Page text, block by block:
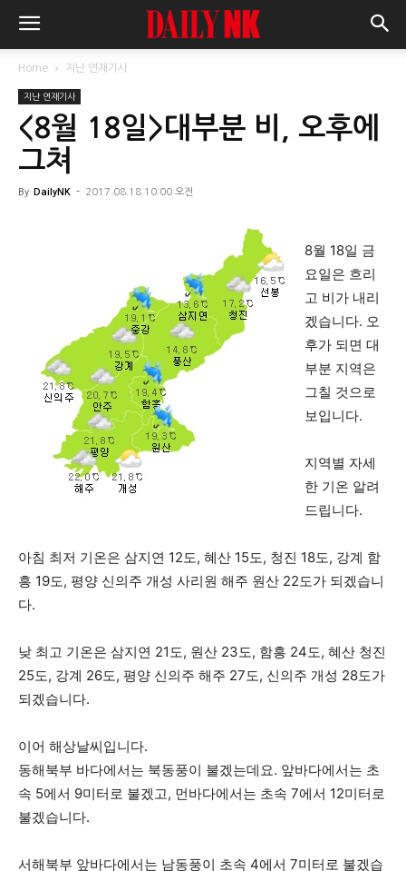
Home 지난 연재기사
지난 연재기사
<8월 18일>대부분 비, 오후에
그쳐
By DailyNK - 2017.08.18 10:00 오전
8월 18일 금
요일은 흐리
고 비가 내리
겠습니다. 오
후가 되면 대
부분 지역은
그칠 것으로
보입니다.
지역별 자세
한 기온 알려
드립니다.
아침 최저 기온은 삼지연 12도, 혜산 15도, 청진 18도, 강계 함
흥 19도, 평양 신의주 개성 사리원 해주 원산 22도가 되겠습니
다.
낮 최고 기온은 삼지연 21도, 원산 23도, 함흥 24도, 혜산 청진
25도, 강계 26도, 평양 신의주 해주 27도, 신의주 개성 28도가
되겠습니다.
이어 해상날씨입니다.
동해북부 바다에서는 북동풍이 불겠는데요. 앞바다에서는 초
속 5에서 9미터로 불겠고, 먼바다에서는 초속 7에서 12미터로
불겠습니다.
서해북부 앞바다에서는 남동풍이 초속 4에서 7미터로 불겠습